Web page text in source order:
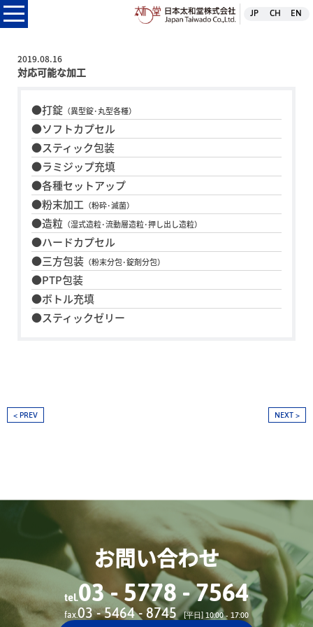
日本太和堂株
太和堂株式会社
JP CH EN
2019.08.16
対応可能な加工
●打錠 （異型錠･丸型各種）
●ソフトカプセル
●スティック包装
●ラミジップ充填
●各種セットアップ
●粉末加工 （粉砕･滅菌）
●造粒 （湿式造粒･流動層造粒･押し出し造粒）
●ハードカプセル
●三方包装 （粉末分包･錠剤分包）
●PTP包装
●ボトル充填
●スティックゼリー
< PREV NEXT >
お問い合わせ
tel.03 - 5778 - 7564
fax.03 - 5464 - 8745 [平日] 10:00 - 17:00